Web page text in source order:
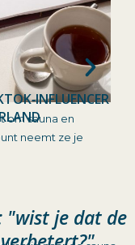
om sauna en
neemt ze je
"wist je dat de